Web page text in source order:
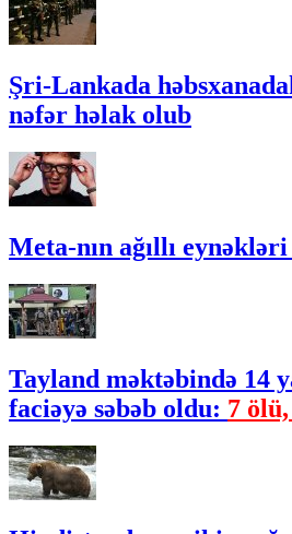
Şri-Lankada
nəfər həlak olub
Meta-nın ağıllı
Tayland məktəbində 14
faciəyə səbəb oldu: 7